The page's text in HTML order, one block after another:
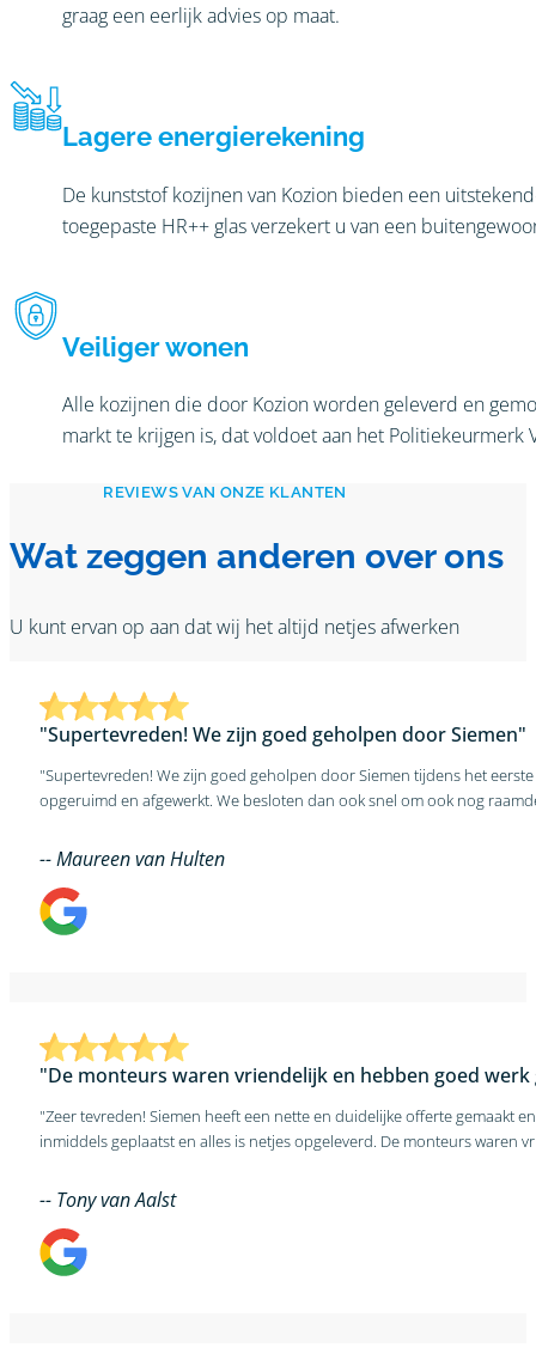
graag een eerlijk advies op maat.
Lagere energierekening
De kunststof kozijnen van Kozion bieden een
toegepaste HR++ glas verzekert u van een
Veiliger wonen
Alle kozijnen die door Kozion worden geleverd en
markt te krijgen is, dat voldoet aan het Politiekeurmerk
REVIEWS VAN ONZE KLANTEN
Wat zeggen anderen over ons
U kunt ervan op aan dat wij het altijd netjes afwerken
"Supertevreden! We zijn goed geholpen door Siemen"
"Supertevreden! We zijn goed geholpen door Siemen tijdens het
opgeruimd en afgewerkt. We besloten dan ook snel om ook nog
-- Maureen van Hulten
"De monteurs waren vriendelijk en hebben goed werk
"Zeer tevreden! Siemen heeft een nette en duidelijke offerte gemaakt
-- Tony van Aalst